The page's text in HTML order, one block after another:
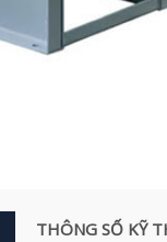
THÔNG SỐ KỸ